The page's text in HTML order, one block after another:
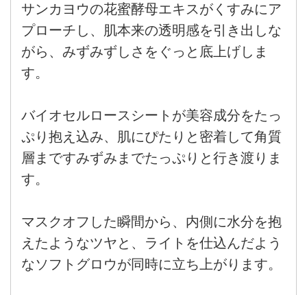
サンカヨウの花蜜酵母エキスがくすみにア
プローチし、肌本来の透明感を引き出しな
がら、みずみずしさをぐっと底上げしま
す。
バイオセルロースシートが美容成分をたっ
ぷり抱え込み、肌にぴたりと密着して角質
層まですみずみまでたっぷりと行き渡りま
す。
マスクオフした瞬間から、内側に水分を抱
えたようなツヤと、ライトを仕込んだよう
なソフトグロウが同時に立ち上がります。